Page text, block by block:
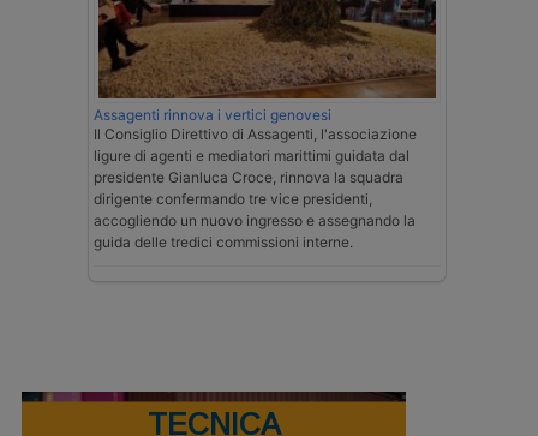
Assagenti rinnova i vertici genovesi
Il Consiglio Direttivo di Assagenti, l'associazione
ligure di agenti e mediatori marittimi guidata dal
presidente Gianluca Croce, rinnova la squadra
dirigente confermando tre vice presidenti,
accogliendo un nuovo ingresso e assegnando la
guida delle tredici commissioni interne.
TECNICA